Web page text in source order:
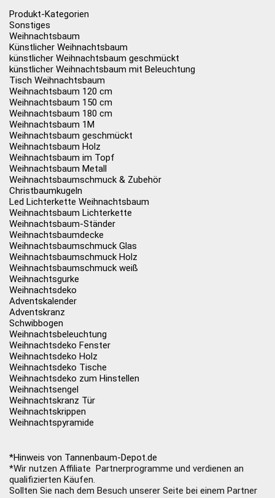
Produkt-Kategorien
Sonstiges
Weihnachtsbaum
Künstlicher Weihnachtsbaum
künstlicher Weihnachtsbaum geschmückt
künstlicher Weihnachtsbaum mit Beleuchtung
Tisch Weihnachtsbaum
Weihnachtsbaum 120 cm
Weihnachtsbaum 150 cm
Weihnachtsbaum 180 cm
Weihnachtsbaum 1M
Weihnachtsbaum geschmückt
Weihnachtsbaum Holz
Weihnachtsbaum im Topf
Weihnachtsbaum Metall
Weihnachtsbaumschmuck & Zubehör
Christbaumkugeln
Led Lichterkette Weihnachtsbaum
Weihnachtsbaum Lichterkette
Weihnachtsbaum-Ständer
Weihnachtsbaumdecke
Weihnachtsbaumschmuck Glas
Weihnachtsbaumschmuck Holz
Weihnachtsbaumschmuck weiß
Weihnachtsgurke
Weihnachtsdeko
Adventskalender
Adventskranz
Schwibbogen
Weihnachtsbeleuchtung
Weihnachtsdeko Fenster
Weihnachtsdeko Holz
Weihnachtsdeko Tische
Weihnachtsdeko zum Hinstellen
Weihnachtsengel
Weihnachtskranz Tür
Weihnachtskrippen
Weihnachtspyramide
*Hinweis von Tannenbaum-Depot.de
*Wir nutzen Affiliate Partnerprogramme und verdienen an
qualifizierten Käufen.
Sollten Sie nach dem Besuch unserer Seite bei einem Partner